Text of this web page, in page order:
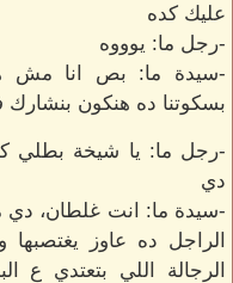
عليك كده
-رجل ما: يوووه
-سيدة ما: بص انا مش
بسكوتنا ده هنكون
-رجل ما: يا شيخة بطلي
دي
-سيدة ما: انت غلطان،
الراجل ده عاوز
الرجالة اللي بتعتدي ع